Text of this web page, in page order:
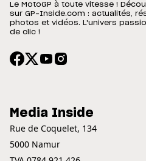
Le MotoGP à toute vitesse !
sur GP-Inside.com : actualités,
photos et vidéos. L'univers
de clic !
Media Inside
Rue de Coquelet, 134
5000 Namur